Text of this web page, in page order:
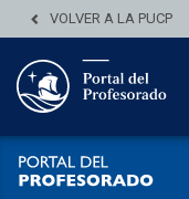
VOLVER A LA PUCP